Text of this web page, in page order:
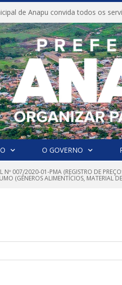
O GOVERNO
Nº 007/2020-01-PMA (REGISTRO DE
(GÊNEROS ALIMENTÍCIOS, MATERIAL